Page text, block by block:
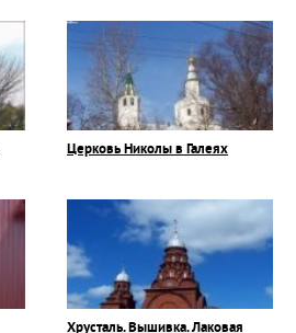
Церковь Николы в Галеях
Хрусталь. Вышивка. Лаковая